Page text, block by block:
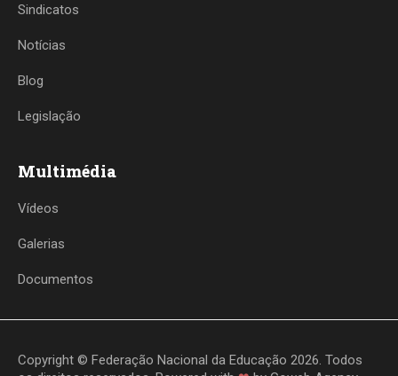
Sindicatos
Notícias
Blog
Legislação
Multimédia
Vídeos
Galerias
Documentos
Copyright © Federação Nacional da Educação 2026. Todos